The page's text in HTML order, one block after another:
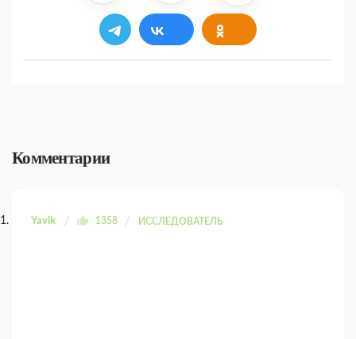
Комментарии
Yavik 1358 ИССЛЕДОВАТЕЛЬ